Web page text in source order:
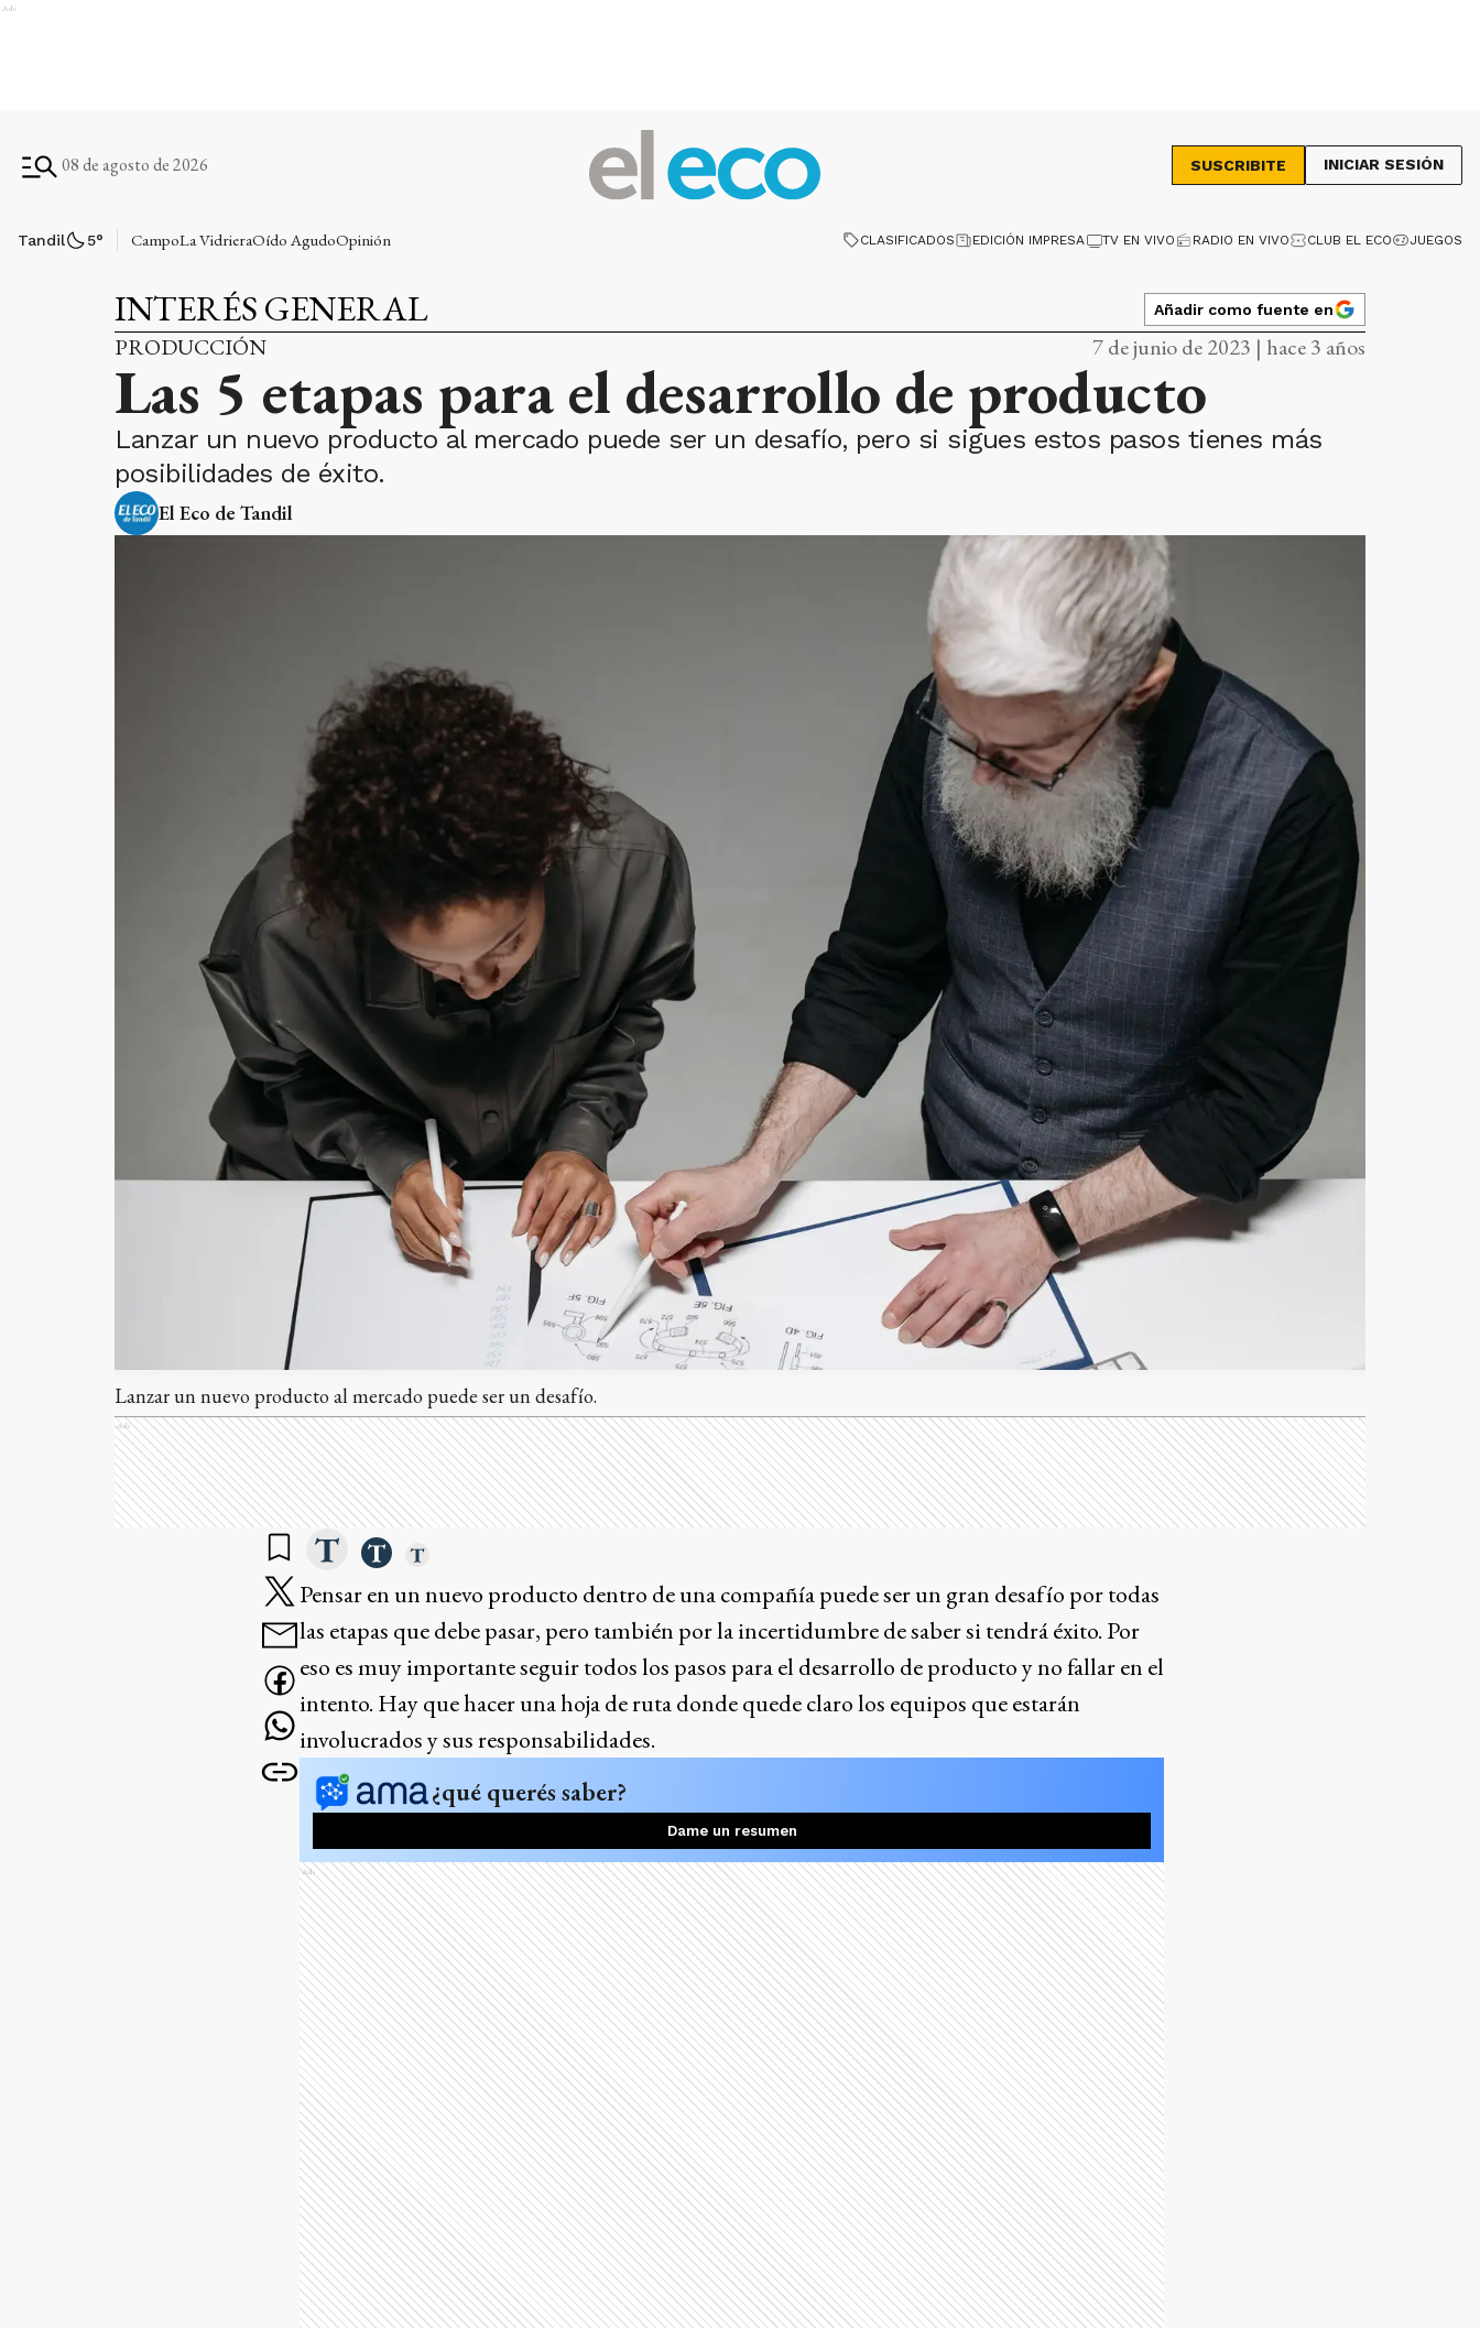
Ads
08 de agosto de 2026 SUSCRIBITE INICIAR SESIÓN
Tandil 5° CampoLa VidrieraOído AgudoOpinión CLASIFICADOS EDICIÓN IMPRESA TV EN VIVO RADIO EN VIVO CLUB EL ECO JUEGOS
INTERÉS GENERAL Añadir como fuente en
PRODUCCIÓN 7 de junio de 2023 | hace 3 años
Las 5 etapas para el desarrollo de producto
Lanzar un nuevo producto al mercado puede ser un desafío, pero si sigues estos pasos tienes más
posibilidades de éxito.
El Eco de Tandil
Lanzar un nuevo producto al mercado puede ser un desafío.
Ads
Pensar en un nuevo producto dentro de una compañía puede ser un gran desafío por todas
las etapas que debe pasar, pero también por la incertidumbre de saber si tendrá éxito. Por
eso es muy importante seguir todos los pasos para el desarrollo de producto y no fallar en el
intento. Hay que hacer una hoja de ruta donde quede claro los equipos que estarán
involucrados y sus responsabilidades.
¿qué querés saber?
Dame un resumen
Ads